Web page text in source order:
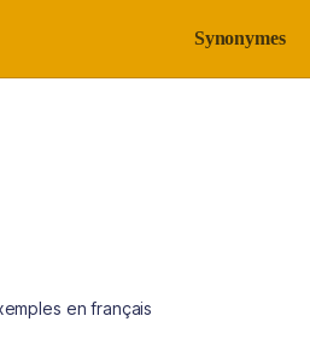
Synonymes
en français